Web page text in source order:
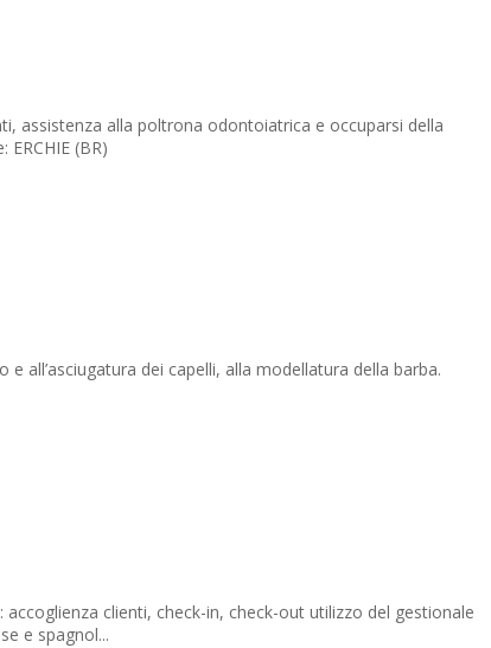
assistenza alla poltrona odontoiatrica e occuparsi della
(BR)
all’asciugatura dei capelli, alla modellatura della barba.
clienti, check-in, check-out utilizzo del gestionale
e spagnol...